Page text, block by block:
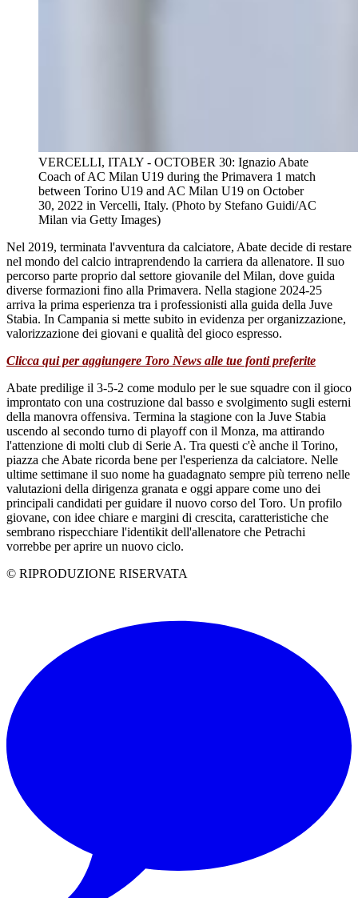
VERCELLI, ITALY - OCTOBER 30: Ignazio Abate
Coach of AC Milan U19 during the Primavera 1 match
between Torino U19 and AC Milan U19 on October
30, 2022 in Vercelli, Italy. (Photo by Stefano Guidi/AC
Milan via Getty Images)
Nel 2019, terminata l'avventura da calciatore, Abate decide di restare
nel mondo del calcio intraprendendo la carriera da allenatore. Il suo
percorso parte proprio dal settore giovanile del Milan, dove guida
diverse formazioni fino alla Primavera. Nella stagione 2024-25
arriva la prima esperienza tra i professionisti alla guida della Juve
Stabia. In Campania si mette subito in evidenza per organizzazione,
valorizzazione dei giovani e qualità del gioco espresso.
Clicca qui per aggiungere Toro News alle tue fonti preferite
Abate predilige il 3-5-2 come modulo per le sue squadre con il gioco
improntato con una costruzione dal basso e svolgimento sugli esterni
della manovra offensiva. Termina la stagione con la Juve Stabia
uscendo al secondo turno di playoff con il Monza, ma attirando
l'attenzione di molti club di Serie A. Tra questi c'è anche il Torino,
piazza che Abate ricorda bene per l'esperienza da calciatore. Nelle
ultime settimane il suo nome ha guadagnato sempre più terreno nelle
valutazioni della dirigenza granata e oggi appare come uno dei
principali candidati per guidare il nuovo corso del Toro. Un profilo
giovane, con idee chiare e margini di crescita, caratteristiche che
sembrano rispecchiare l'identikit dell'allenatore che Petrachi
vorrebbe per aprire un nuovo ciclo.
© RIPRODUZIONE RISERVATA